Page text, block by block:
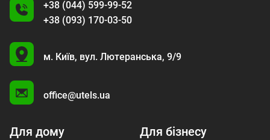
+38 (044) 599-99-52
+38 (093) 170-03-50
U
м. Київ, вул. Лютеранська, 9/9
office@utels.ua
Для дому
Для бізнесу